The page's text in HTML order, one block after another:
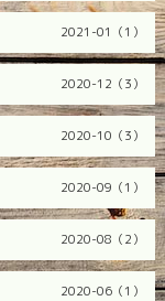
2021-01（1）
2020-12（3）
2020-10（3）
2020-09（1）
2020-08（2）
2020-06（1）